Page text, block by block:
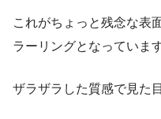
これがちょっと残念な表
ラーリングとなっています
ザラザラした質感で見た